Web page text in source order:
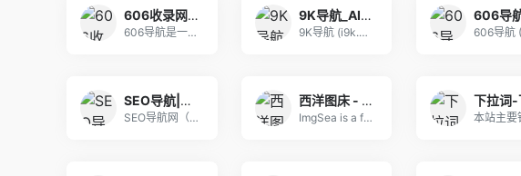
606收录网,免费自动秒收录网址,提供自动收录,网站导航大全源码,自动链,友情链接交换。
606导航是一个精心挑选的优质网址大全,通往精彩
9K导航_AI工具导航_程序员资源大全_硬核科技网址导航
9K导航 (i9k.cn) 是专为极客与开发者打
SEO导航|全站优选导航_精选优质网址大全_站长设计师高效工作入口
SEO导航网（seonav.cn）是一个精选优质
西洋图床 - 免费图片上传、免费图片外链、免费公共图床
ImgSea is a free image u